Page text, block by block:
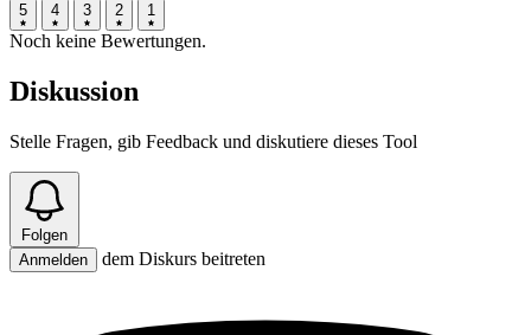
5 4 3 2 1
Noch keine Bewertungen.
Diskussion
Stelle Fragen, gib Feedback und diskutiere dieses Tool
Folgen
Anmelden
dem Diskurs beitreten